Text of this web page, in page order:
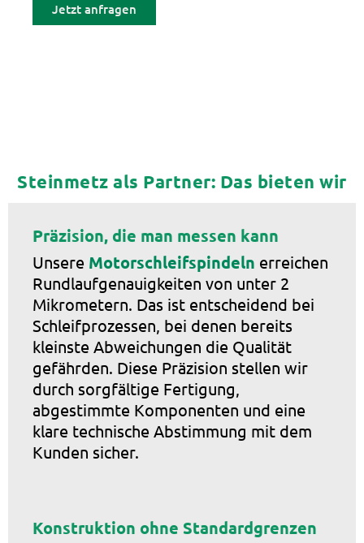
Jetzt anfragen
Steinmetz als Partner: Das bieten wir
Präzision, die man messen kann
Unsere Motorschleifspindeln erreichen
Rundlaufgenauigkeiten von unter 2
Mikrometern. Das ist entscheidend bei
Schleifprozessen, bei denen bereits
kleinste Abweichungen die Qualität
gefährden. Diese Präzision stellen wir
durch sorgfältige Fertigung,
abgestimmte Komponenten und eine
klare technische Abstimmung mit dem
Kunden sicher.
Konstruktion ohne Standardgrenzen